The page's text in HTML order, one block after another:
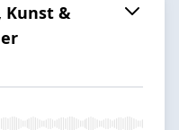
Kunst &